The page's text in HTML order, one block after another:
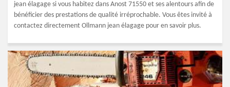
jean élagage si vous habitez dans Anost 71550 et ses alentours afin de
bénéficier des prestations de qualité irréprochable. Vous êtes invité à
contactez directement Ollmann jean élagage pour en savoir plus.